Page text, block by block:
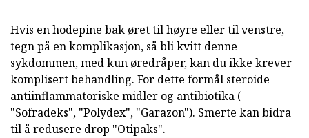
Hvis en hodepine bak øret til høyre eller til venstre,
tegn på en komplikasjon, så bli kvitt denne
sykdommen, med kun øredråper, kan du ikke krever
komplisert behandling. For dette formål steroide
antiinflammatoriske midler og antibiotika (
"Sofradeks", "Polydex", "Garazon"). Smerte kan bidra
til å redusere drop "Otipaks".